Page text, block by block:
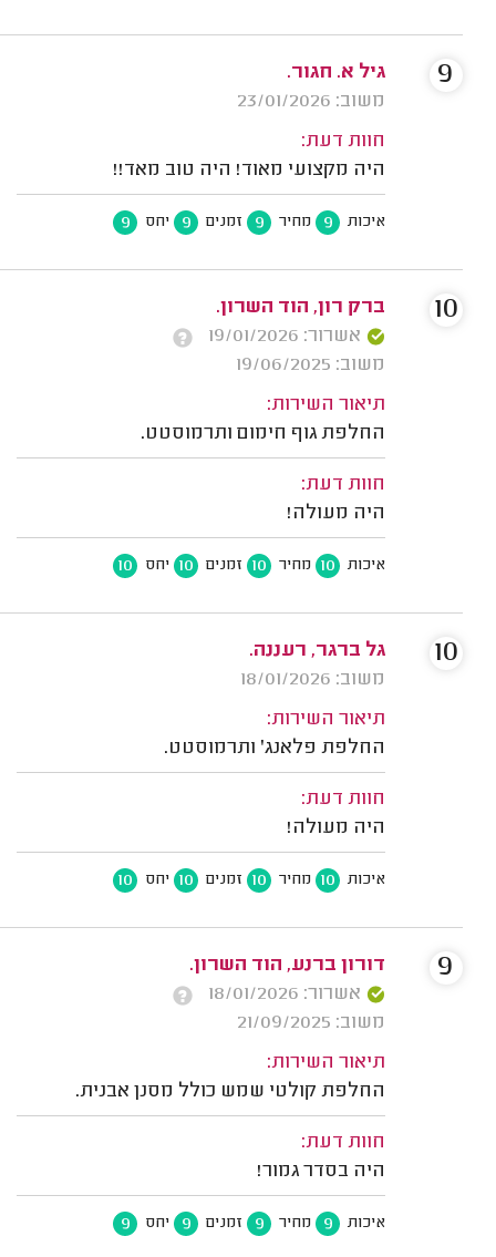
גיל א. חגור.
משוב: 23/01/2026
חוות דעת:
היה מקצועי מאוד! היה טוב מאד!!
איכות 9 מחיר 9 זמנים 9 יחס 9
9
ברק רון, הוד השרון.
אשרור: 19/01/2026
משוב: 19/06/2025
תיאור השירות:
החלפת גוף חימום ותרמוסטט.
חוות דעת:
היה מעולה!
איכות 10 מחיר 10 זמנים 10 יחס 10
10
גל ברגר, רעננה.
משוב: 18/01/2026
תיאור השירות:
החלפת פלאנג' ותרמוסטט.
חוות דעת:
היה מעולה!
איכות 10 מחיר 10 זמנים 10 יחס 10
10
דורון ברנע, הוד השרון.
אשרור: 18/01/2026
משוב: 21/09/2025
תיאור השירות:
החלפת קולטי שמש כולל מסנן אבנית.
חוות דעת:
היה בסדר גמור!
איכות 9 מחיר 9 זמנים 9 יחס 9
9